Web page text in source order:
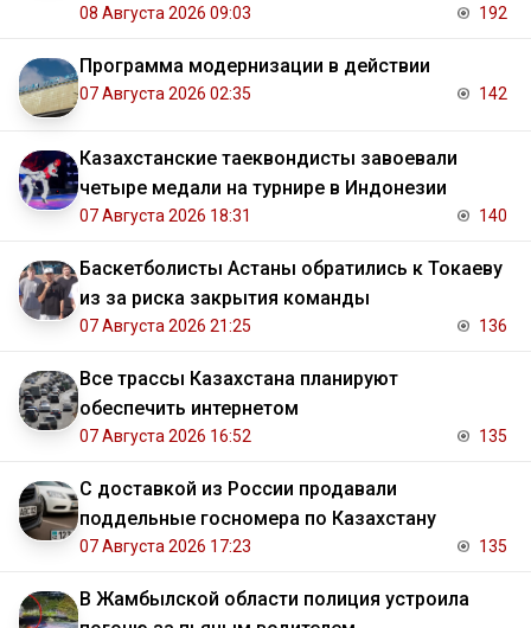
08 Августа 2026 09:03 192
Программа модернизации в действии
07 Августа 2026 02:35 142
Казахстанские таеквондисты завоевали
четыре медали на турнире в Индонезии
07 Августа 2026 18:31 140
Баскетболисты Астаны обратились к Токаеву
из за риска закрытия команды
07 Августа 2026 21:25 136
Все трассы Казахстана планируют
обеспечить интернетом
07 Августа 2026 16:52 135
С доставкой из России продавали
поддельные госномера по Казахстану
07 Августа 2026 17:23 135
В Жамбылской области полиция устроила